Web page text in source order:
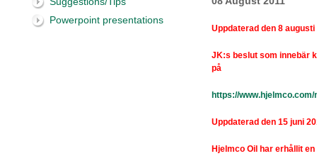
Powerpoint presentations
Uppdaterad den 8 augusti
JK:s beslut som innebär
på
https://
Uppdaterad den 15 juni
Hjelmco Oil har erhållit